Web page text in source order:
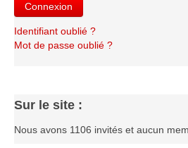
Les infos
Les annonces de tournois
Connexion
Identifiant oublié ?
Mot de passe oublié ?
Sur le site :
Nous avons 1106 invités et aucun